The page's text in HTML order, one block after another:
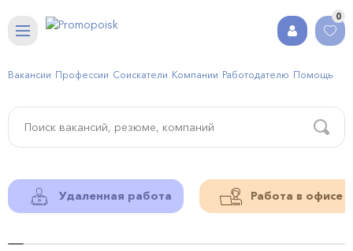
0
Вакансии Профессии Соискатели Компании Работодателю Помощь
Удаленная работа Работа в офисе